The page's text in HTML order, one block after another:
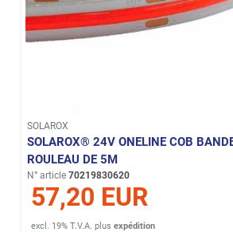
SOLAROX
SOLAROX® 24V ONELINE COB
ROULEAU DE 5M
N° article 70219830620
57,20 EUR
excl. 19% T.V.A. plusexpédition